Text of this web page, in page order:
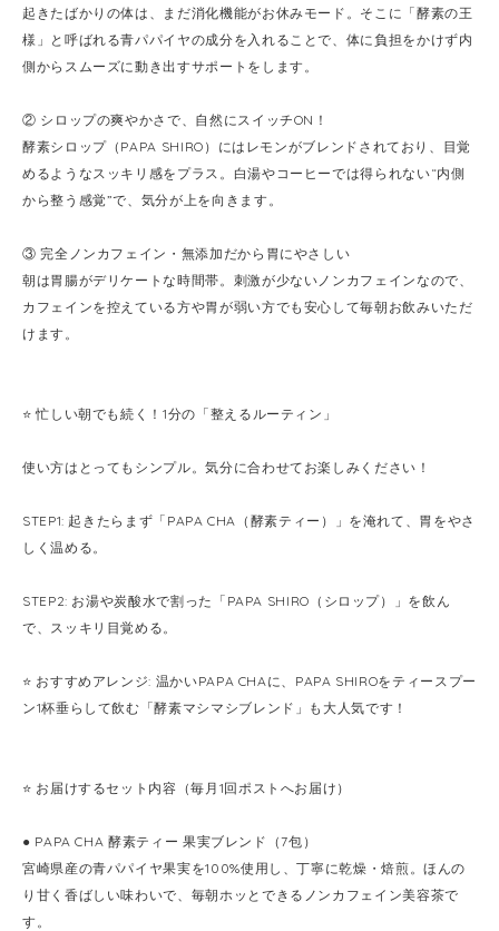
起きたばかりの体は、まだ消化機能がお休みモード。そこに「酵素の王
様」と呼ばれる青パパイヤの成分を入れることで、体に負担をかけず内
側からスムーズに動き出すサポートをします。
② シロップの爽やかさで、自然にスイッチON！
酵素シロップ（PAPA SHIRO）にはレモンがブレンドされており、目覚
めるようなスッキリ感をプラス。白湯やコーヒーでは得られない“内側
から整う感覚”で、気分が上を向きます。
③ 完全ノンカフェイン・無添加だから胃にやさしい
朝は胃腸がデリケートな時間帯。刺激が少ないノンカフェインなので、
カフェインを控えている方や胃が弱い方でも安心して毎朝お飲みいただ
けます。
⭐️ 忙しい朝でも続く！1分の「整えるルーティン」
使い方はとってもシンプル。気分に合わせてお楽しみください！
STEP1: 起きたらまず「PAPA CHA（酵素ティー）」を淹れて、胃をやさ
しく温める。
STEP2: お湯や炭酸水で割った「PAPA SHIRO（シロップ）」を飲ん
で、スッキリ目覚める。
⭐️ おすすめアレンジ: 温かいPAPA CHAに、PAPA SHIROをティースプー
ン1杯垂らして飲む「酵素マシマシブレンド」も大人気です！
⭐️ お届けするセット内容（毎月1回ポストへお届け）
● PAPA CHA 酵素ティー 果実ブレンド（7包）
宮崎県産の青パパイヤ果実を100%使用し、丁寧に乾燥・焙煎。ほんの
り甘く香ばしい味わいで、毎朝ホッとできるノンカフェイン美容茶で
す。